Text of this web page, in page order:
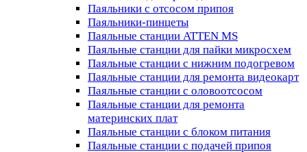
Паяльники с отсосом припоя
Паяльники-пинцеты
Паяльные станции ATTEN MS
Паяльные станции для пайки микросхем
Паяльные станции с нижним подогревом
Паяльные станции для ремонта видеокарт
Паяльные станции с оловоотсосом
Паяльные станции для ремонта
материнских плат
Паяльные станции с блоком питания
Паяльные станции с подачей припоя